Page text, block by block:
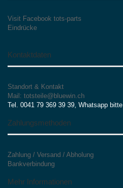
Visit Facebook tots-parts
Eindrücke
Kontaktdaten
Standort & Kontakt
Mail: totsteile@bluewin.ch
Tel. 0041 79 369 39 39, Whatsapp bitte
Zahlungsmethoden
Zahlung / Versand / Abholung
Bankverbindung
Mehr Informationen